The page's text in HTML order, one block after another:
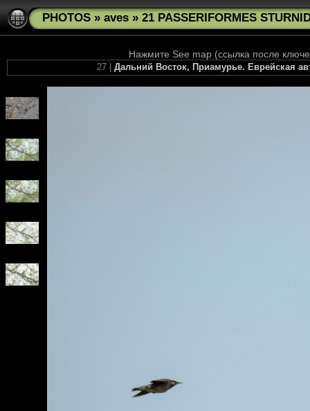
PHOTOS » aves » 21 PASSERIFORMES
Нажмите See map (ссылка после
27 |Дальний Восток, Приамурье. Еврейская